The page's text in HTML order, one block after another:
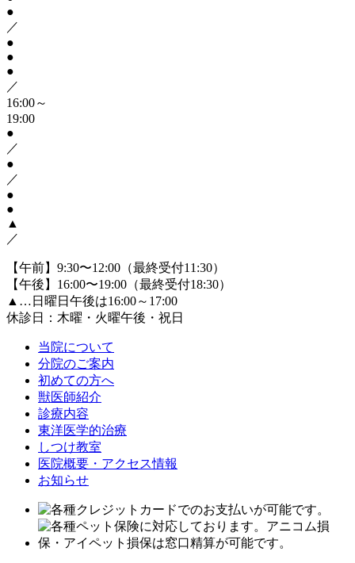
●
／
●
●
●
／
16:00～
19:00
●
／
●
／
●
●
▲
／
【午前】9:30〜12:00（最終受付11:30）
【午後】16:00〜19:00（最終受付18:30）
▲ …日曜日午後は16:00～17:00
休診日：木曜・火曜午後・祝日
当院について
分院のご案内
初めての方へ
獣医師紹介
診療内容
東洋医学的治療
しつけ教室
医院概要・アクセス情報
お知らせ